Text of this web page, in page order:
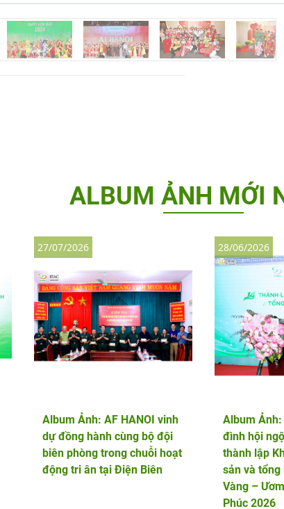
ALBUM ẢNH MỚI
Album Ảnh: AF HANOI vinh
dự đồng hành cùng bộ đội
biên phòng trong chuỗi hoạt
động tri ân tại Điện Biên
27/07/2026
Album
đình hội
thành lập
sản và tổng
Vàng –
Phúc 2026
28/06/2026